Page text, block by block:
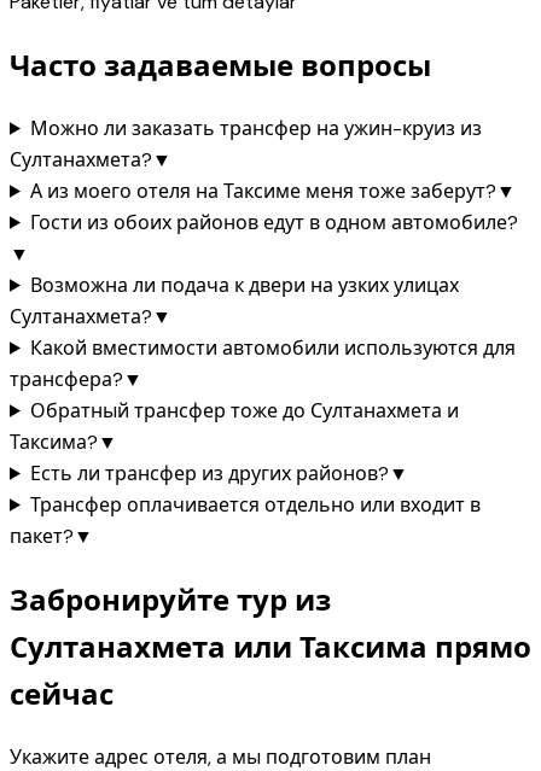
Часто задаваемые вопросы
Можно ли заказать трансфер на ужин-круиз из
Султанахмета?▼
А из моего отеля на Таксиме меня тоже заберут?▼
Гости из обоих районов едут в одном автомобиле?
▼
Возможна ли подача к двери на узких улицах
Султанахмета?▼
Какой вместимости автомобили используются для
трансфера?▼
Обратный трансфер тоже до Султанахмета и
Таксима?▼
Есть ли трансфер из других районов?▼
Трансфер оплачивается отдельно или входит в
пакет?▼
Забронируйте тур из
Султанахмета или Таксима прямо
сейчас
Укажите адрес отеля, а мы подготовим план